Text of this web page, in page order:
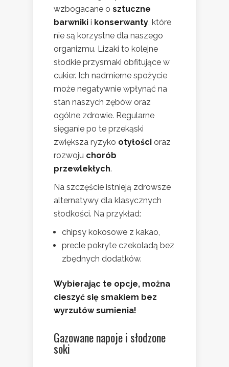
wzbogacane o sztuczne
barwniki i konserwanty, które
nie są korzystne dla naszego
organizmu. Lizaki to kolejne
słodkie przysmaki obfitujące w
cukier. Ich nadmierne spożycie
może negatywnie wpłynąć na
stan naszych zębów oraz
ogólne zdrowie. Regularne
sięganie po te przekąski
zwiększa ryzyko otyłości oraz
rozwoju chorób
przewlekłych.
Na szczęście istnieją zdrowsze
alternatywy dla klasycznych
słodkości. Na przykład:
chipsy kokosowe z kakao,
precle pokryte czekoladą bez
zbędnych dodatków.
Wybierając te opcje, można
cieszyć się smakiem bez
wyrzutów sumienia!
Gazowane napoje i słodzone
soki